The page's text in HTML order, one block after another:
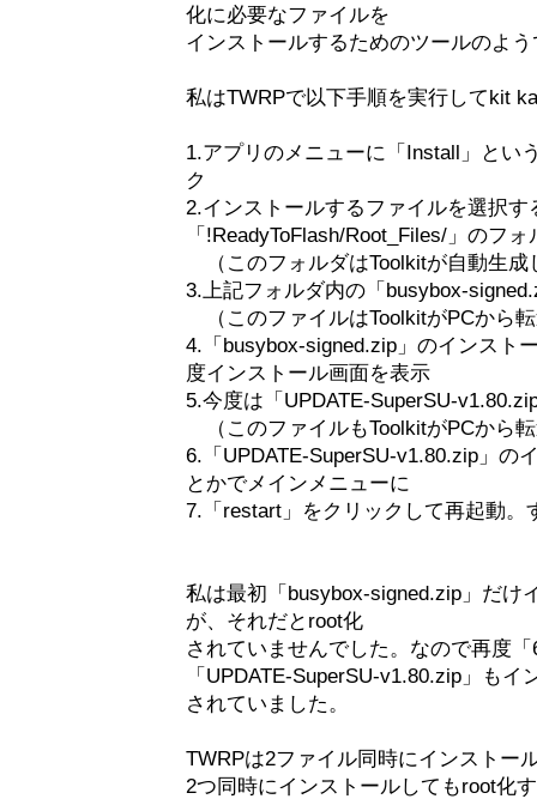
化に必要なファイルを
インストールするためのツールのよ
私はTWRPで以下手順を実行してkit
1.アプリのメニューに「Install」とい
ク
2.インストールするファイルを選択す
「!ReadyToFlash/Root_Files/」のフ
（このフォルダはToolkitが自動生成
3.上記フォルダ内の「busybox-
（このファイルはToolkitがPCから
4.「busybox-signed.zip」のインスト
度インストール画面を表示
5.今度は「UPDATE-SuperSU-
（このファイルもToolkitがPCから
6.「UPDATE-SuperSU-v1.80.zip」の
とかでメインメニューに
7.「restart」をクリックして再起動。
私は最初「busybox-signed.zip」だけ
が、それだとroot化
されていませんでした。なので再度
「UPDATE-SuperSU-v1.80.zip」も
されていました。
TWRPは2ファイル同時にインストー
2つ同時にインストールしてもroot化